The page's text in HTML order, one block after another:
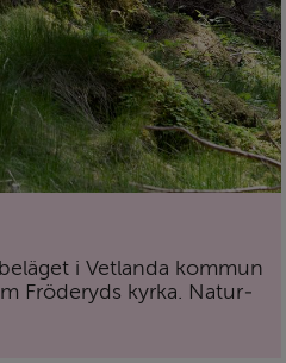
i Vetlanda kommun
Fröderyds kyrka. Natur­